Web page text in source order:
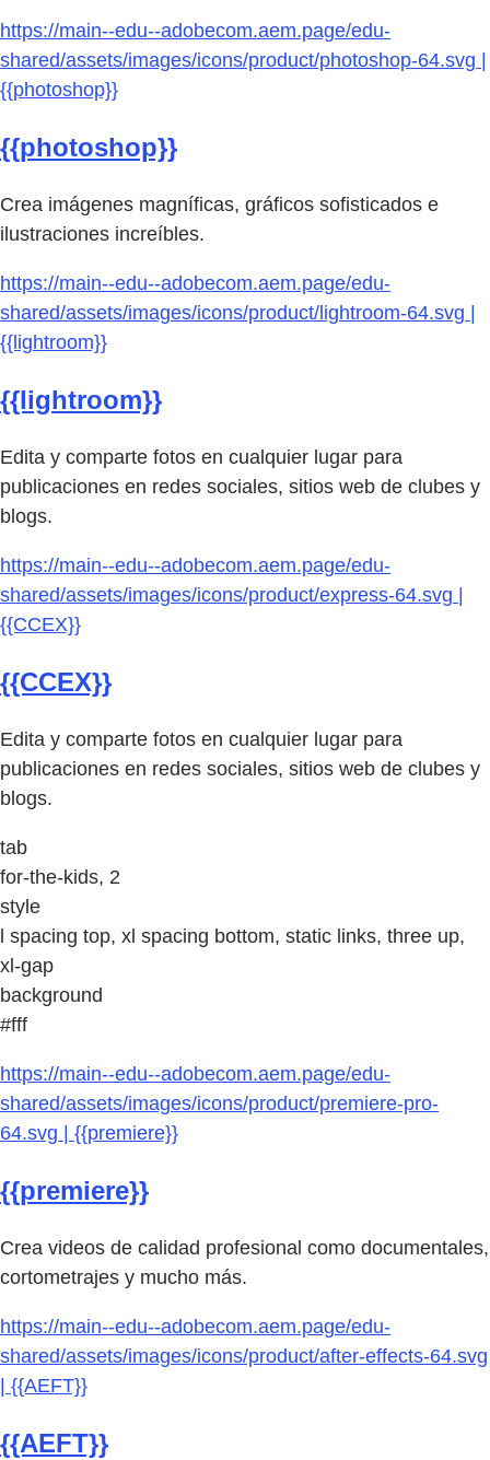
https://main--edu--adobecom.aem.page/edu-
shared/assets/images/icons/product/photoshop-64.svg |
{{photoshop}}
{{photoshop}}
Crea imágenes magníficas, gráficos sofisticados e
ilustraciones increíbles.
https://main--edu--adobecom.aem.page/edu-
shared/assets/images/icons/product/lightroom-64.svg |
{{lightroom}}
{{lightroom}}
Edita y comparte fotos en cualquier lugar para
publicaciones en redes sociales, sitios web de clubes y
blogs.
https://main--edu--adobecom.aem.page/edu-
shared/assets/images/icons/product/express-64.svg |
{{CCEX}}
{{CCEX}}
Edita y comparte fotos en cualquier lugar para
publicaciones en redes sociales, sitios web de clubes y
blogs.
tab
for-the-kids, 2
style
l spacing top, xl spacing bottom, static links, three up,
xl-gap
background
#fff
https://main--edu--adobecom.aem.page/edu-
shared/assets/images/icons/product/premiere-pro-
64.svg | {{premiere}}
{{premiere}}
Crea videos de calidad profesional como documentales,
cortometrajes y mucho más.
https://main--edu--adobecom.aem.page/edu-
shared/assets/images/icons/product/after-effects-64.svg
| {{AEFT}}
{{AEFT}}